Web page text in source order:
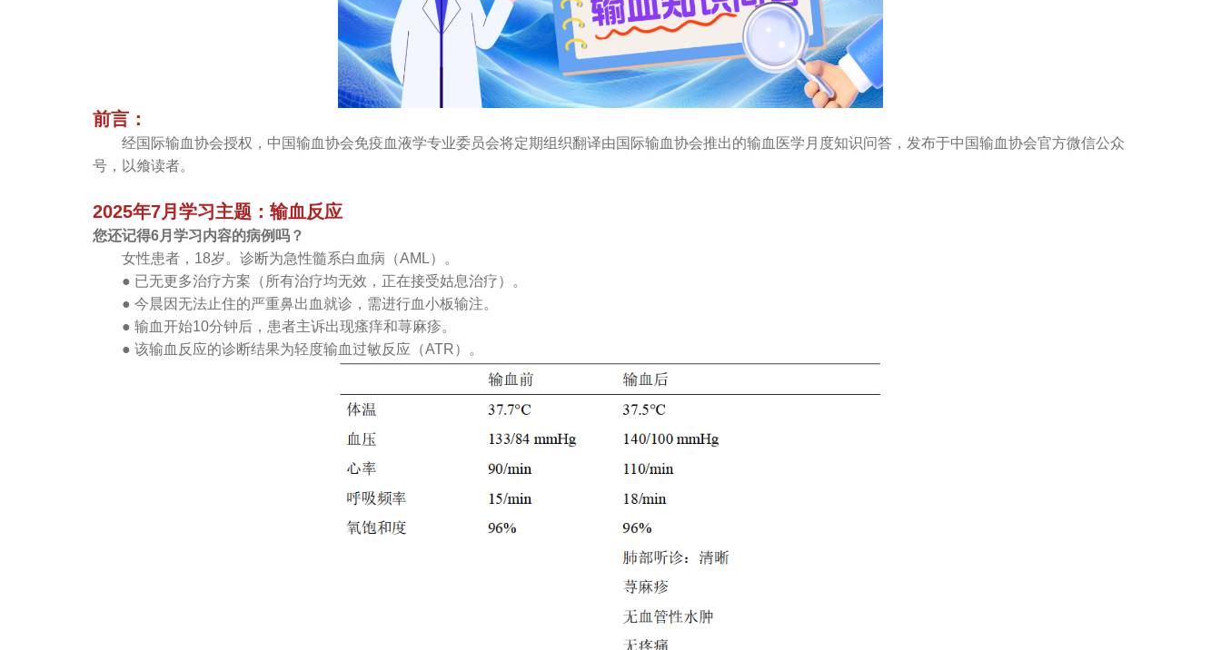
前言：
经国际输血协会授权，中国输血协会免疫血液学专业委员会将定期组织翻译由国际输血协会推出的输血医学月度知识问答，发布于中国输血协会官方微信公众
号，以飨读者。
2025年7月学习主题：输血反应
您还记得6月学习内容的病例吗？
女性患者，18岁。诊断为急性髓系白血病（AML）。
● 已无更多治疗方案（所有治疗均无效，正在接受姑息治疗）。
● 今晨因无法止住的严重鼻出血就诊，需进行血小板输注。
● 输血开始10分钟后，患者主诉出现瘙痒和荨麻疹。
● 该输血反应的诊断结果为轻度输血过敏反应（ATR）。